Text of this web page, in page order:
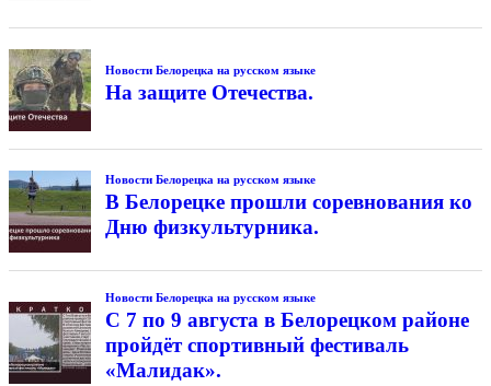
Новости Белорецка на русском языке
На защите Отечества.
Новости Белорецка на русском языке
В Белорецке прошли соревнования ко
Дню физкультурника.
Новости Белорецка на русском языке
С 7 по 9 августа в Белорецком районе
пройдёт спортивный фестиваль
«Малидак».